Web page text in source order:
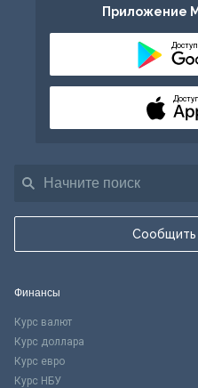
Приложение
Финансы
Курс валют
Курс доллара
Курс евро
Курс НБУ